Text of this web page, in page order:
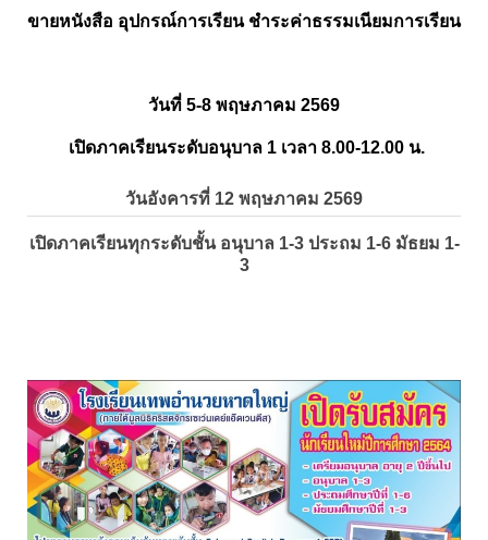
ขายหนังสือ อุปกรณ์การเรียน ชำระค่าธรรมเนียมการเรียน
วันที่ 5-8 พฤษภาคม 2569
เปิดภาคเรียนระดับอนุบาล 1 เวลา 8.00-12.00 น.
วันอังคารที่ 12 พฤษภาคม 2569
เปิดภาคเรียนทุกระดับชั้น อนุบาล 1-3 ประถม 1-6 มัธยม 1-
3